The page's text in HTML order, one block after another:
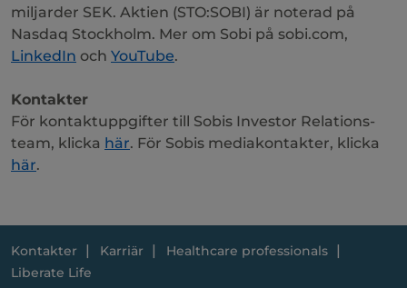
miljarder SEK. Aktien (STO:SOBI) är noterad på
Nasdaq Stockholm. Mer om Sobi på sobi.com,
LinkedIn och YouTube.
Kontakter
För kontaktuppgifter till Sobis Investor Relations-
team, klicka här. För Sobis mediakontakter, klicka
här.
Kontakter Karriär
Healthcare professionals
Liberate Life